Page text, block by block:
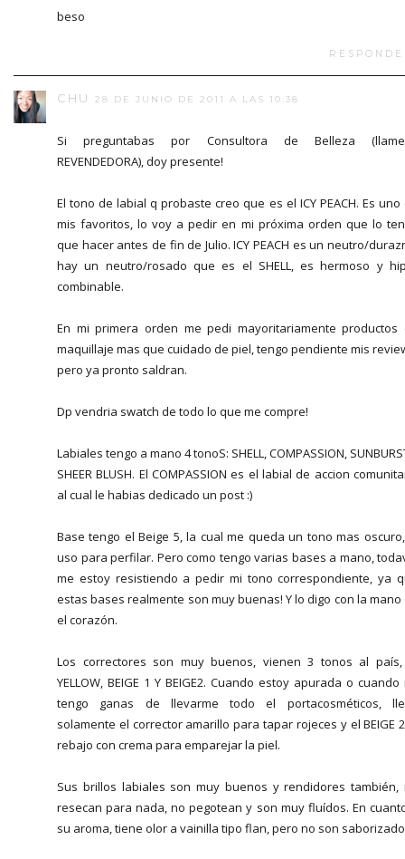
beso
CHU 28 DE JUNIO DE 2011 A LAS 10:38
Si preguntabas por Consultora de Belleza
REVENDEDORA), doy presente!
El tono de labial q probaste creo que es el ICY PEACH. Es uno
mis favoritos, lo voy a pedir en mi próxima orden que lo
que hacer antes de fin de Julio. ICY PEACH es un neutro/
hay un neutro/rosado que es el SHELL, es hermoso y
combinable.
En mi primera orden me pedi mayoritariamente productos
maquillaje mas que cuidado de piel, tengo pendiente mis
pero ya pronto saldran.
Dp vendria swatch de todo lo que me compre!
Labiales tengo a mano 4 tonoS: SHELL, COMPASSION,
SHEER BLUSH. El COMPASSION es el labial de accion
al cual le habias dedicado un post :)
Base tengo el Beige 5, la cual me queda un tono mas
uso para perfilar. Pero como tengo varias bases a mano,
me estoy resistiendo a pedir mi tono correspondiente, ya
estas bases realmente son muy buenas! Y lo digo con la mano
el corazón.
Los correctores son muy buenos, vienen 3 tonos al
YELLOW, BEIGE 1 Y BEIGE2. Cuando estoy apurada o cuando
tengo ganas de llevarme todo el portacosméticos,
solamente el corrector amarillo para tapar rojeces y el BEIGE
rebajo con crema para emparejar la piel.
Sus brillos labiales son muy buenos y rendidores también,
resecan para nada, no pegotean y son muy fluídos. En
su aroma, tiene olor a vainilla tipo flan, pero no son